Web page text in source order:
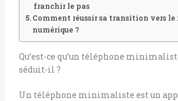
franchir le pas
Comment réussir sa transition vers
numérique ?
Qu’est-ce qu’un téléphone
séduit-il ?
Un téléphone minimaliste est un